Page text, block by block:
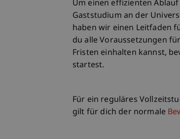
Um einen effizienten
Gaststudium an der
haben wir einen Leitfaden
du alle Voraussetzungen
Fristen einhalten kannst,
startest.
Für ein reguläres
gilt für dich der normale